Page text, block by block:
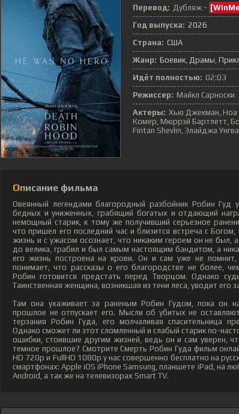
Перевод: Дубляж -
Год выпуска: 2026
Страна: США
Жанр: Боевик Драмы
Идёт полностью: 02:03
Режиссер: Майкл Сарноски
Актеры: Хью Джекман, Ноа
Комер, Мюррэй Бартлетт,
Fintan Shevlin, Элайджа
Описание фильма
Овеянный легендами благородный разбойник Робин Гуд
бедных и униженных, грабящий богатых и отдающий
немощный старик, к тому же получивший серьезное
что пришел его последний час и близится встреча с
жизнь и с ужасом осознает, что никаким героем он не был,
до велика, грабил и был самым настоящим бандитом, а
его жизнь построена на крови. Он и сам уже не помнит,
понимает, что рассказы о его благородстве не более,
Робин готовится предстать перед Творцом. Однако
Таинственная женщина, возникшая из тени леса, уводит его
Там она ухаживает за раненым Робин Гудом, пока он
прошлое не отпускает его. Мысли об убитых не
терзания Робин Гуда, его молчаливая спасительница
Однако сможет ли этот сломленный и слабый старик по-
ошибки, стоившие другим жизней, ведь он и сам уверен,
темное прошлое? Смотрите Смерть Робин Гуда фильм
HD 720p и FullHD 1080p у нас совершенно бесплатно на
смартфонах: Apple iOS iPhone Samsung, планшете iPad, на
Android, а так же на телевизорах Smart TV.